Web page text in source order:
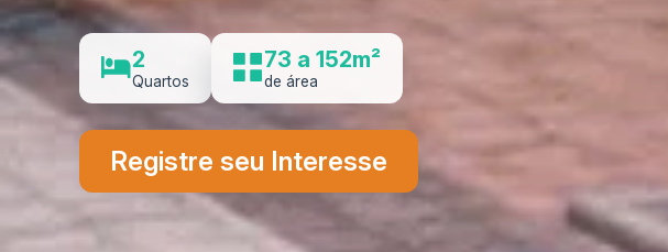
2
Quartos
73 a 152m²
de área
Registre seu Interesse